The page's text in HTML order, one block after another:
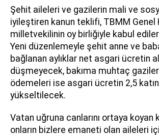
Şehit aileleri ve gazilerin mali ve
iyileştiren kanun teklifi, TBMM Genel
milletvekilinin oy birliğiyle kabul
Yeni düzenlemeyle şehit anne ve
bağlanan aylıklar net asgari ücretin
düşmeyecek, bakıma muhtaç
ödemeleri ise asgari ücretin 2,5
yükseltilecek.
Vatan uğruna canlarını ortaya koyan
onların bizlere emaneti olan aileleri